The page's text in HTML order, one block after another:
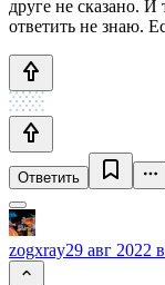
друге не сказано. И
ответить не знаю.
Ответить
zogxray29 авг 2022